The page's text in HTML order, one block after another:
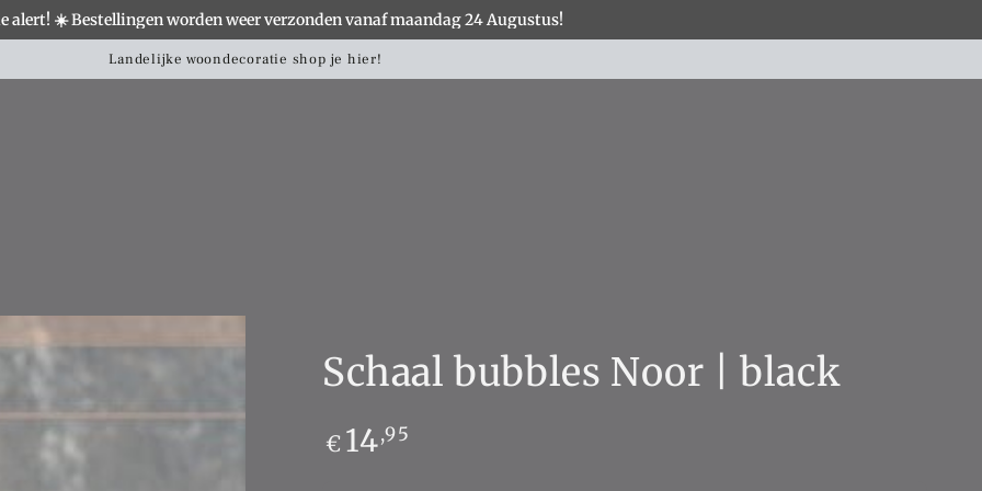
alert! ☀️ Bestellingen worden weer verzonden vanaf maandag 24 Augustus!
Landelijke woondecoratie shop je hier!
WOONACCESSOIRES VERLICHTING MEUBELS COLLECTIES
Schaal bubbles Noor | black
Normale
prijs
€ 14,95